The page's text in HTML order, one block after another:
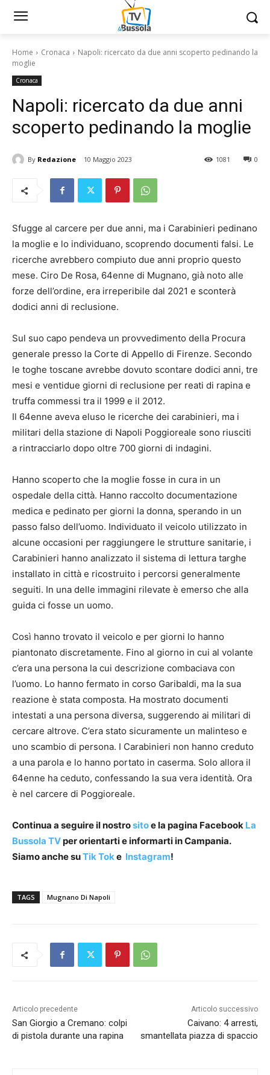
Home Cronaca
Napoli: ricercato da due anni scoperto pedinando la
moglie
Cronaca
Napoli: ricercato da due anni
scoperto pedinando la moglie
By Redazione 10 Maggio 2023 0
1081
Sfugge al carcere per due anni, ma i Carabinieri pedinano
la moglie e lo individuano, scoprendo documenti falsi. Le
ricerche avrebbero compiuto due anni proprio questo
mese. Ciro De Rosa, 64enne di Mugnano, già noto alle
forze dell’ordine, era irreperibile dal 2021 e sconterà
dodici anni di reclusione.
Sul suo capo pendeva un provvedimento della Procura
generale presso la Corte di Appello di Firenze. Secondo
le toghe toscane avrebbe dovuto scontare dodici anni, tre
mesi e ventidue giorni di reclusione per reati di rapina e
truffa commessi tra il 1999 e il 2012.
Il 64enne aveva eluso le ricerche dei carabinieri, ma i
militari della stazione di Napoli Poggioreale sono riusciti
a rintracciarlo dopo oltre 700 giorni di indagini.
Hanno scoperto che la moglie fosse in cura in un
ospedale della città. Hanno raccolto documentazione
medica e pedinato per giorni la donna, sperando in un
passo falso dell’uomo. Individuato il veicolo utilizzato in
alcune occasioni per raggiungere le strutture sanitarie, i
Carabinieri hanno analizzato il sistema di lettura targhe
installato in città e ricostruito i percorsi generalmente
seguiti. In una delle immagini rilevate è emerso che alla
guida ci fosse un uomo.
Così hanno trovato il veicolo e per giorni lo hanno
piantonato discretamente. Fino al giorno in cui al volante
c’era una persona la cui descrizione combaciava con
l’uomo. Lo hanno fermato in corso Garibaldi, ma la sua
reazione è stata composta. Ha mostrato documenti
intestati a una persona diversa, suggerendo ai militari di
cercare altrove. C’era stato sicuramente un malinteso e
uno scambio di persona. I Carabinieri non hanno creduto
a una parola e lo hanno portato in caserma. Solo allora il
64enne ha ceduto, confessando la sua vera identità. Ora
è nel carcere di Poggioreale.
Continua a seguire il nostrositoe la pagina Facebook La
Bussola TVper orientarti e informarti in Campania.
Siamo anche suTik Toke Instagram!
TAGS Mugnano Di Napoli
Articolo precedente
San Giorgio a Cremano: colpi
di pistola durante una rapina
Articolo successivo
Caivano: 4 arresti,
smantellata piazza di spaccio